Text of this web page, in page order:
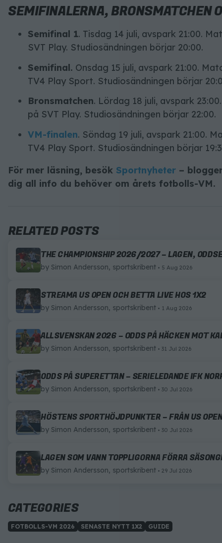
SEMIFINALERNA, BRONSMATCHEN
Semifinal 1. Tisdag 14 juli, avspark 21:00.
SVT Play. Studiosändningen börjar 20:00.
Semifinal. Onsdag 15 juli, avspark 21:00.
TV4 Play Sport. Studiosändningen börjar
Bronsmatchen. Lördag 18 juli, avspark
på SVT Play. Studiosändningen börjar 22:00.
VM-finalen. Söndag 19 juli, avspark 21:00.
TV4 Play Sport. Studiosändningen börjar
För mer läsning, besök Sportnyheter –
dig all info du behöver om årets fotbolls-VM.
RELATED POSTS
THE CHAMPIONSHIP 2026/2027 – LAGEN,
by Simon Andersson, sportskribent 5 Aug 2026
STREAMA US OPEN OCH BETTA LIVE HOS 1X2
by Simon Andersson, sportskribent 1 Aug 2026
ALLSVENSKAN 2026 – ODDS PÅ HÄCKEN MOT
by Simon Andersson, sportskribent 31 Jul 2026
ODDS PÅ SUPERETTAN – SERIELEDANDE IFK
by Simon Andersson, sportskribent 30 Jul 2026
HÖSTENS SPORTHÖJDPUNKTER – FRÅN US
by Simon Andersson, sportskribent 30 Jul 2026
LAGEN SOM VANN TOPPLIGORNA FÖRRA
by Simon Andersson, sportskribent 29 Jul 2026
CATEGORIES
FOTBOLLS-VM 2026 SENASTE NYTT 1X2 GUIDE